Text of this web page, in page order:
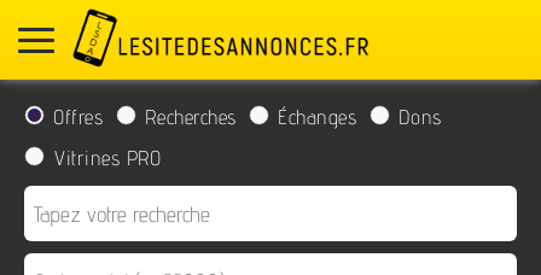
Offres Recherches Échanges
Dons
Vitrines PRO